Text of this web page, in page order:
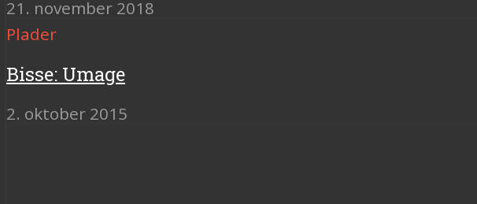
21. november 2018
Plader
Bisse: Umage
2. oktober 2015